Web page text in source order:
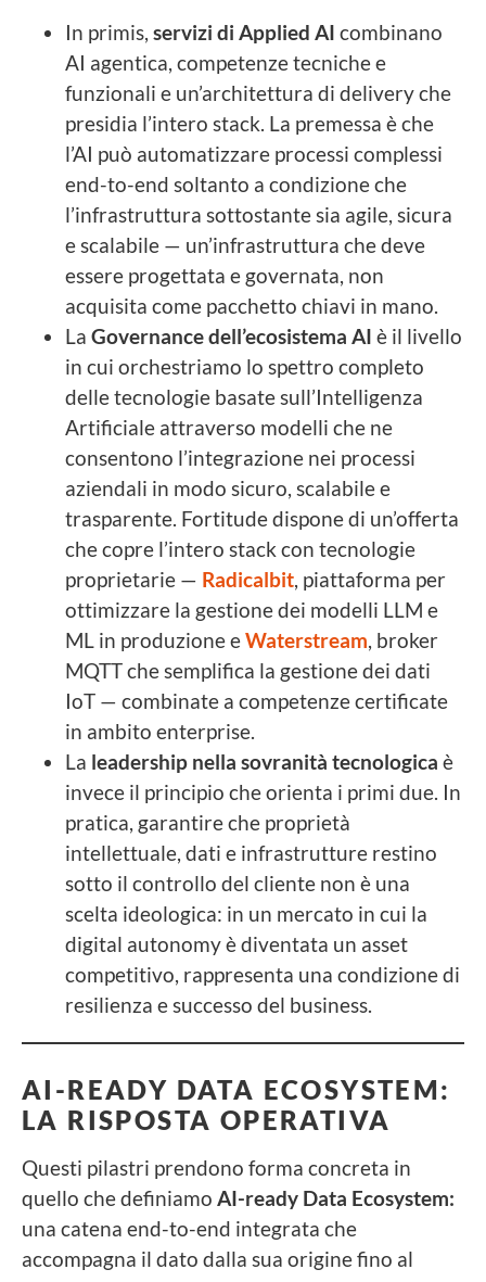
In primis, servizi di Applied AI combinano
AI agentica, competenze tecniche e
funzionali e un’architettura di delivery che
presidia l’intero stack. La premessa è che
l’AI può automatizzare processi complessi
end-to-end soltanto a condizione che
l’infrastruttura sottostante sia agile, sicura
e scalabile — un’infrastruttura che deve
essere progettata e governata, non
acquisita come pacchetto chiavi in mano.
La Governance dell’ecosistema AI è il livello
in cui orchestriamo lo spettro completo
delle tecnologie basate sull’Intelligenza
Artificiale attraverso modelli che ne
consentono l’integrazione nei processi
aziendali in modo sicuro, scalabile e
trasparente. Fortitude dispone di un’offerta
che copre l’intero stack con tecnologie
proprietarie — Radicalbit, piattaforma per
ottimizzare la gestione dei modelli LLM e
ML in produzione eWaterstream, broker
MQTT che semplifica la gestione dei dati
IoT — combinate a competenze certificate
in ambito enterprise.
La leadership nella sovranità tecnologica è
invece il principio che orienta i primi due. In
pratica, garantire che proprietà
intellettuale, dati e infrastrutture restino
sotto il controllo del cliente non è una
scelta ideologica: in un mercato in cui la
digital autonomy è diventata un asset
competitivo, rappresenta una condizione di
resilienza e successo del business.
AI-READY DATA ECOSYSTEM:
LA RISPOSTA OPERATIVA
Questi pilastri prendono forma concreta in
quello che definiamo AI-ready Data Ecosystem:
una catena end-to-end integrata che
accompagna il dato dalla sua origine fino al